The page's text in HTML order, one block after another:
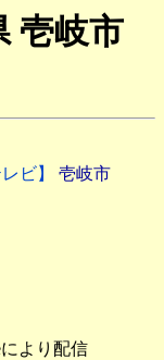
壱岐市
ビ】
壱岐市
により配信